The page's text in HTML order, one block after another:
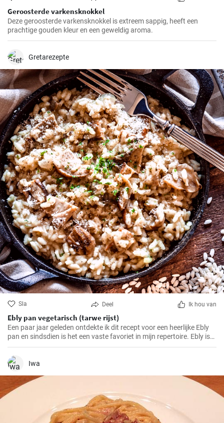
Geroosterde varkensknokkel
Deze geroosterde varkensknokkel is extreem sappig, heeft een
prachtige gouden kleur en een geweldig aroma.
Gretarezepte
Sla Deel Ik hou van
Ebly pan vegetarisch (tarwe rijst)
Een paar jaar geleden ontdekte ik dit recept voor een heerlijke Ebly
pan en sindsdien is het een vaste favoriet in mijn repertoire. Ebly is
een tarweproduct zoals rijst dat een voedzame en smaakvolle
toevoeging is aan veel gerechten. Gecombineerd met verse
groenten en kruiden maakt het een eenvoudig maar heerlijk
Iwa